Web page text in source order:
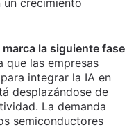
marca la siguiente fase
que las empresas
integrar la IA en
desplazándose de
La demanda
semiconductores